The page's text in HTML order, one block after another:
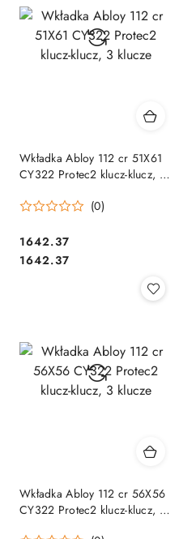
Wkładka Abloy 112 cr 51X61
CY322 Protec2 klucz-klucz, 3
(0)
Cena:
1642.37
Cena:
1642.37
Wkładka Abloy 112 cr 56X56
CY322 Protec2 klucz-klucz, 3